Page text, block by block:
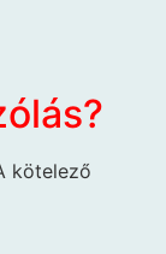
kötelező